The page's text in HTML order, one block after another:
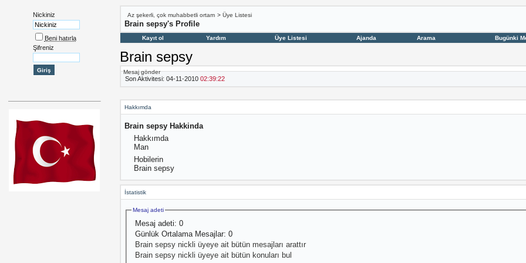
Nickiniz
Beni hatırla
Şifreniz
Az şekerli, çok muhabbetli ortam > Üye Listesi
Brain sepsy's Profile
Kayıt ol Yardım Üye Listesi Ajanda Arama Bugünki
Brain sepsy
Mesaj gönder
Son Aktivitesi: 04-11-2010 02:39:22
Hakkımda
Brain sepsy Hakkinda
Hakkımda
Man
Hobilerin
Brain sepsy
İstatistik
Mesaj adeti
Mesaj adeti: 0
Günlük Ortalama Mesajlar: 0
Brain sepsy nickli üyeye ait bütün mesajları arattır
Brain sepsy nickli üyeye ait bütün konuları bul